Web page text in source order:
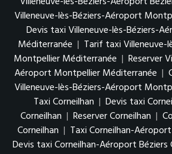
Villeneuve-lès-Béziers-Aéroport
Devis taxi Villeneuve-lès-Béziers-
Méditerranée | Tarif taxi Villeneuve-
Montpellier Méditerranée | Reserver
Aéroport Montpellier Méditerranée |
Villeneuve-lès-Béziers-Aéroport
Taxi Corneilhan | Devis taxi
Corneilhan | Reserver Corneilhan |
Corneilhan | Taxi Corneilhan-
Devis taxi Corneilhan-Aéroport Béziers